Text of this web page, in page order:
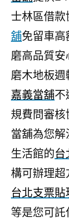
士林區借款
舖免留車
磨高品質安
磨木地板
嘉義當舖不
規費問審
當舖為您
生活館的台
構可辦理超
台北支票貼
等是您可